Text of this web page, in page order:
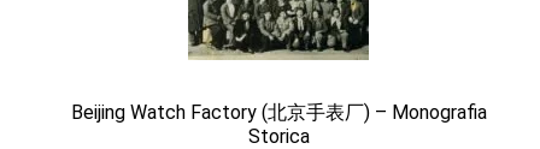
Beijing Watch Factory (北京手表厂) – Monografia
Storica